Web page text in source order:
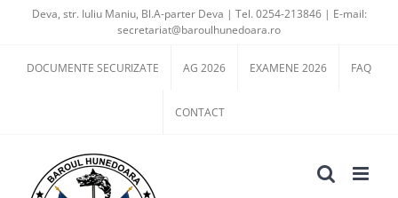
content
Deva, str. Iuliu Maniu, Bl.A-parter Deva | Tel. 0254-213846 | E-mail:
secretariat@baroulhunedoara.ro
DOCUMENTE SECURIZATE AG 2026 EXAMENE 2026 FAQ
CONTACT